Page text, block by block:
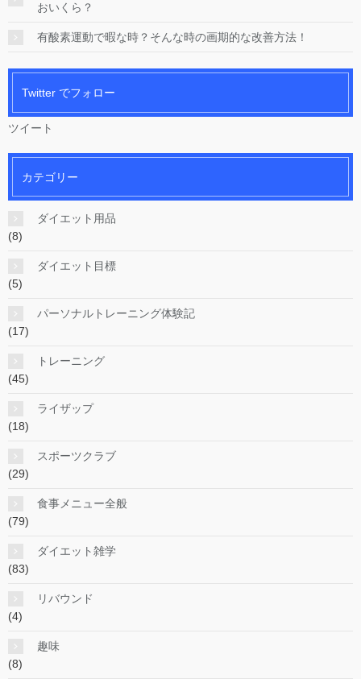
おいくら？
有酸素運動で暇な時？そんな時の画期的な改善方法！
Twitter でフォロー
ツイート
カテゴリー
ダイエット用品
(8)
ダイエット目標
(5)
パーソナルトレーニング体験記
(17)
トレーニング
(45)
ライザップ
(18)
スポーツクラブ
(29)
食事メニュー全般
(79)
ダイエット雑学
(83)
リバウンド
(4)
趣味
(8)